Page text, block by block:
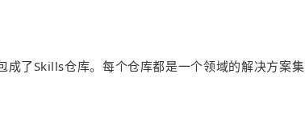
成了Skills仓库。每个仓库都是一个领域的解决方案集